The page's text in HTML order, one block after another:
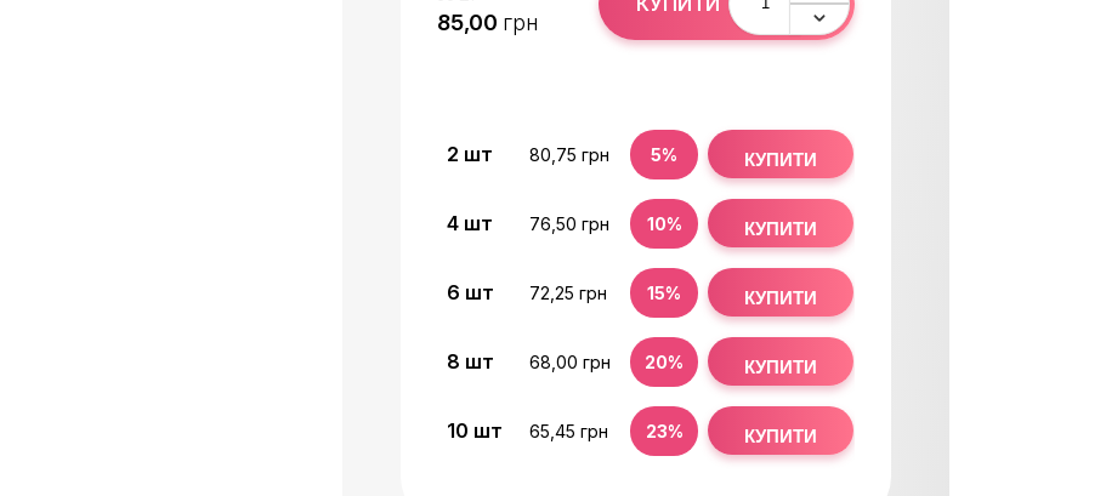
грн
2 шт 80,75 грн 5% КУПИТИ
4 шт 76,50 грн 10% КУПИТИ
6 шт 72,25 грн 15% КУПИТИ
8 шт 68,00 грн 20% КУПИТИ
10 шт 65,45 грн 23% КУПИТИ